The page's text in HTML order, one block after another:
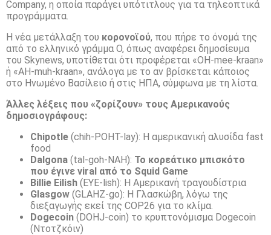
Company, η οποία παράγει υπότιτλους για τα τηλεοπτικά
προγράμματα.
Η νέα μετάλλαξη του κορονοϊού, που πήρε το όνομά της
από το ελληνικό γράμμα O, όπως αναφέρει δημοσίευμα
του Skynews, υποτίθεται ότι προφέρεται «OH-mee-kraan»
ή «AH-muh-kraan», ανάλογα με το αν βρίσκεται κάποιος
στο Ηνωμένο Βασίλειο ή στις ΗΠΑ, σύμφωνα με τη λίστα.
Άλλες λέξεις που «ζορίζουν» τους Αμερικανούς
δημοσιογράφους:
Chipotle (chih-POHT-lay): Η αμερικανική αλυσίδα fast
food
Dalgona (tal-goh-NAH): Το κορεάτικο μπισκότο
που έγινε viral από το Squid Game
Billie Eilish (EYE-lish): Η Αμερικανή τραγουδίστρια
Glasgow (GLAHZ-go): Η Γλασκώβη, λόγω της
διεξαγωγής εκεί της COP26 για το κλίμα.
Dogecoin (DOHJ-coin) το κρυπτονόμισμα Dogecoin
(Ντοτζκόιν)